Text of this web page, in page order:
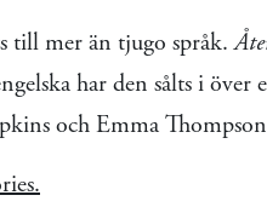
till mer än tjugo språk.
har den sålts i
och Emma